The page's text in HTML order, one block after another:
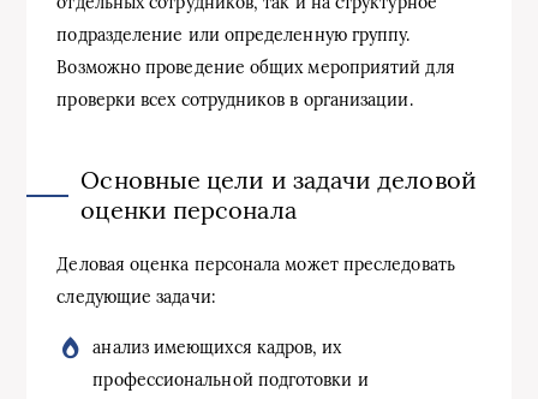
подразделение или определенную группу.
Возможно проведение общих мероприятий для
проверки всех сотрудников в организации.
Основные цели и задачи деловой
оценки персонала
Деловая оценка персонала может преследовать
следующие задачи:
анализ имеющихся кадров, их
профессиональной подготовки и